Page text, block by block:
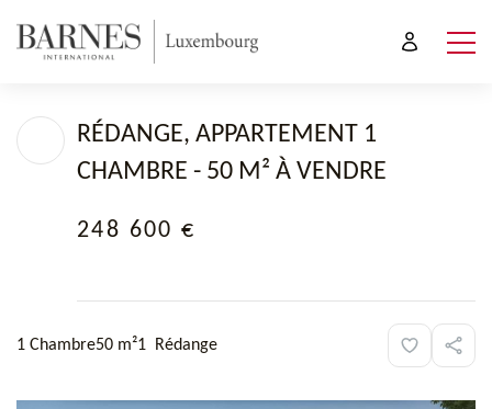
RÉDANGE, APPARTEMENT 1
CHAMBRE - 50 M² À VENDRE
248 600 €
1 Chambre50 m²1 Rédange